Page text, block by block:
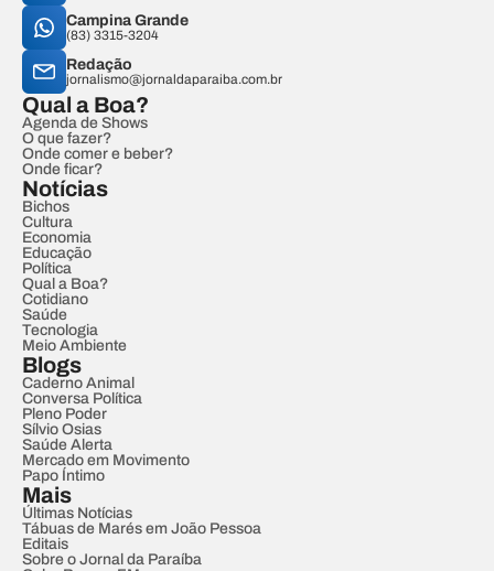
Campina Grande
(83) 3315-3204
Redação
jornalismo@jornaldaparaiba.com.br
Qual a Boa?
Agenda de Shows
O que fazer?
Onde comer e beber?
Onde ficar?
Notícias
Bichos
Cultura
Economia
Educação
Política
Qual a Boa?
Cotidiano
Saúde
Tecnologia
Meio Ambiente
Blogs
Caderno Animal
Conversa Política
Pleno Poder
Sílvio Osias
Saúde Alerta
Mercado em Movimento
Papo Íntimo
Mais
Últimas Notícias
Tábuas de Marés em João Pessoa
Editais
Sobre o Jornal da Paraíba